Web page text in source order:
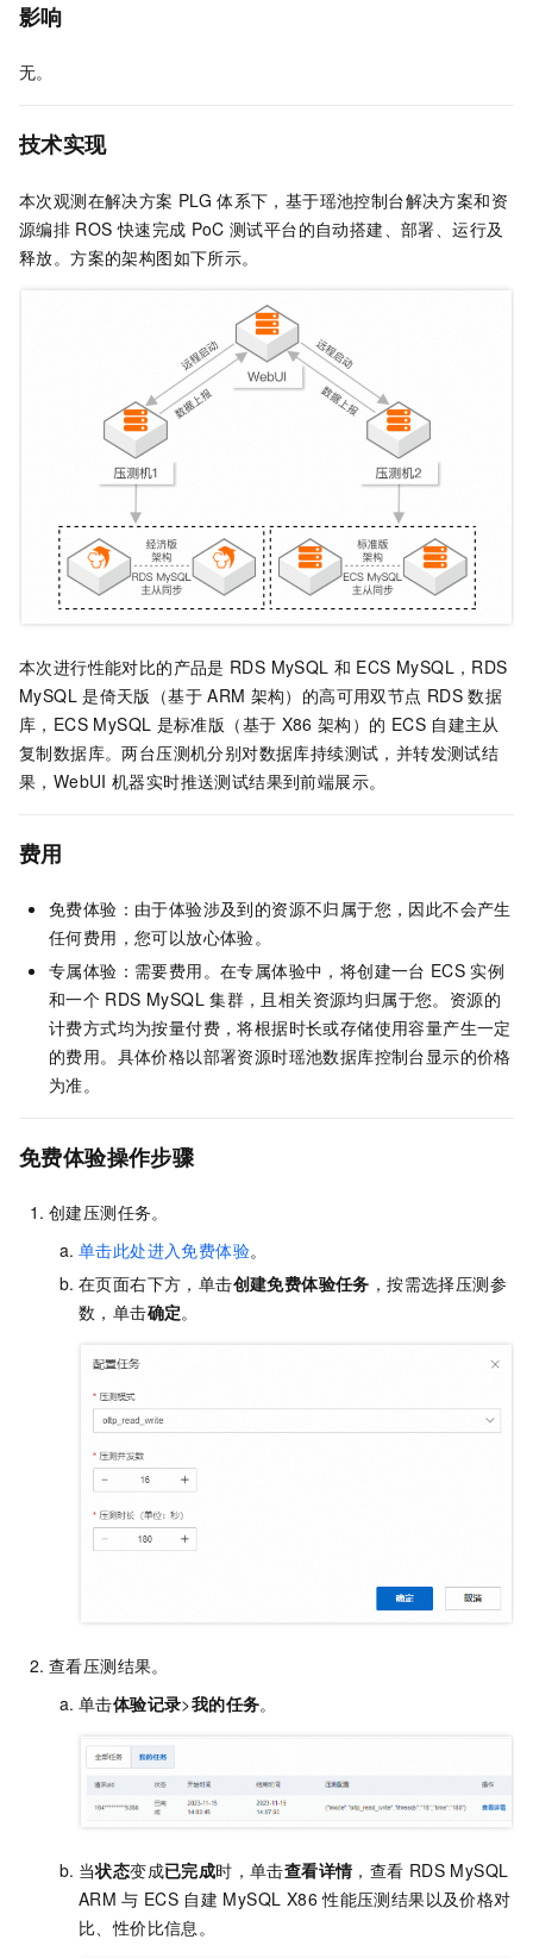
影响
无。
技术实现
本次观测在解决方案 PLG 体系下，基于瑶池控制台解决方案和资
源编排 ROS 快速完成 PoC 测试平台的自动搭建、部署、运行及
释放。方案的架构图如下所示。
本次进行性能对比的产品是 RDS MySQL 和 ECS MySQL，RDS
MySQL 是倚天版（基于 ARM 架构）的高可用双节点 RDS 数据
库，ECS MySQL 是标准版（基于 X86 架构）的 ECS 自建主从
复制数据库。两台压测机分别对数据库持续测试，并转发测试结
果，WebUI 机器实时推送测试结果到前端展示。
费用
免费体验：由于体验涉及到的资源不归属于您，因此不会产生
任何费用，您可以放心体验。
专属体验：需要费用。在专属体验中，将创建一台 ECS 实例
和一个 RDS MySQL 集群，且相关资源均归属于您。资源的
计费方式均为按量付费，将根据时长或存储使用容量产生一定
的费用。具体价格以部署资源时瑶池数据库控制台显示的价格
为准。
免费体验操作步骤
创建压测任务。
单击此处进入免费体验。
在页面右下方，单击创建免费体验任务 ，按需选择压测参
数，单击确定。
查看压测结果。
单击体验记录>我的任务。
当状态变成已完成时，单击查看详情，查看 RDS MySQL
ARM 与 ECS 自建 MySQL X86 性能压测结果以及价格对
比、性价比信息。